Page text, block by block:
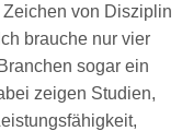
von Disziplin
brauche nur vier
sogar ein
zeigen Studien,